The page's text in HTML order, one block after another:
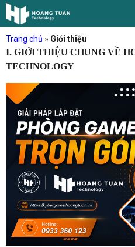
Trang chủ » Giới thiệu
I. GIỚI THIỆU CHUNG VỀ
TECHNOLOGY